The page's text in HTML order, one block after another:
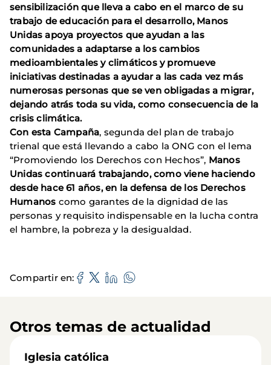
sensibilización que lleva a cabo en el marco de su
trabajo de educación para el desarrollo, Manos
Unidas apoya proyectos que ayudan a las
comunidades a adaptarse a los cambios
medioambientales y climáticos y promueve
iniciativas destinadas a ayudar a las cada vez más
numerosas personas que se ven obligadas a migrar,
dejando atrás toda su vida, como consecuencia de la
crisis climática.
Con esta Campaña, segunda del plan de trabajo
trienal que está llevando a cabo la ONG con el lema
“Promoviendo los Derechos con Hechos”, Manos
Unidas continuará trabajando, como viene haciendo
desde hace 61 años, en la defensa de los Derechos
Humanos como garantes de la dignidad de las
personas y requisito indispensable en la lucha contra
el hambre, la pobreza y la desigualdad.
Compartir en
Otros temas de actualidad
Iglesia católica